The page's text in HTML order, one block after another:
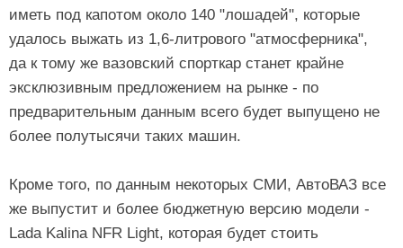
иметь под капотом около 140 "лошадей", которые
удалось выжать из 1,6-литрового "атмосферника",
да к тому же вазовский спорткар станет крайне
эксклюзивным предложением на рынке - по
предварительным данным всего будет выпущено не
более полутысячи таких машин.
Кроме того, по данным некоторых СМИ, АвтоВАЗ все
же выпустит и более бюджетную версию модели -
Lada Kalina NFR Light, которая будет стоить